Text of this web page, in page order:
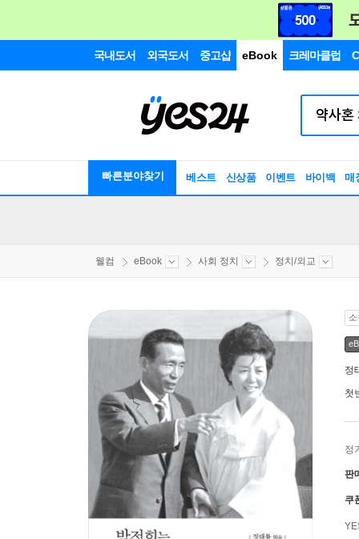
국내도서 외국도서 중고샵 eBook 크레마클럽
빠른분야찾기 베스트 신상품 이벤트 바이백 매
웰컴 eBook 사회 정치 정치/외교
정
첫
정
판
쿠